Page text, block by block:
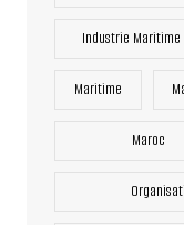
Industrie Maritime
Maritime
Maroc